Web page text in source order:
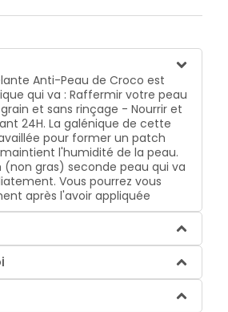
Anti-Peau de Croco est
qui va : Raffermir votre peau
et sans rinçage - Nourrir et
24H. La galénique de cette
pour former un patch
l'humidité de la peau.
(non gras) seconde peau qui va
Vous pourrez vous
après l'avoir appliquée